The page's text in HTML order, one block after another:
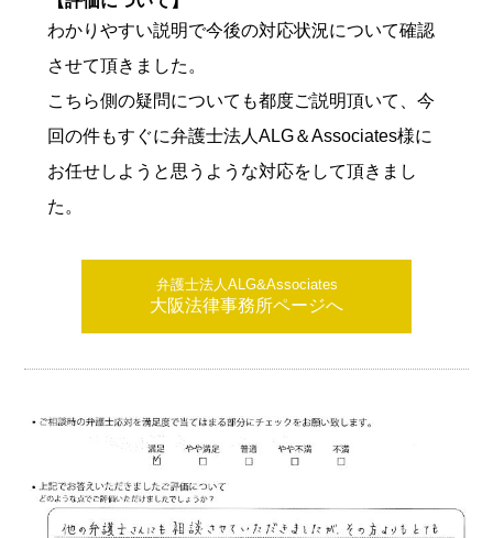
わかりやすい説明で今後の対応状況について確認
させて頂きました。
こちら側の疑問についても都度ご説明頂いて、今
回の件もすぐに弁護士法人ALG＆Associates様に
お任せしようと思うような対応をして頂きまし
た。
弁護士法人ALG&Associates
大阪法律事務所ページへ